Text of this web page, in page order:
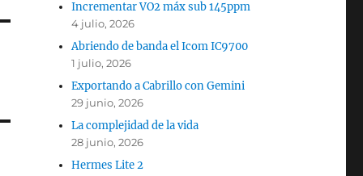
Incrementar VO2 máx sub 145ppm
4 julio, 2026
Abriendo de banda el Icom IC9700
1 julio, 2026
Exportando a Cabrillo con Gemini
29 junio, 2026
La complejidad de la vida
28 junio, 2026
Hermes Lite 2